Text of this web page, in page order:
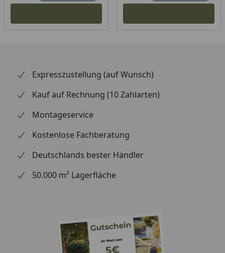
Expresszustellung (auf Wunsch)
Kauf auf Rechnung (10 Zahlarten)
Montageservice
Kostenlose Fachberatung
Deutschlands bester Händler
50.000 m² Lagerfläche